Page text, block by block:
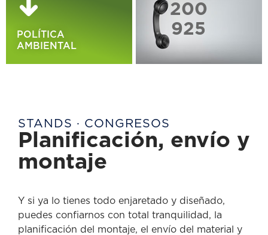
POLÍTICA
AMBIENTAL
200
925
STANDS · CONGRESOS
Planificación, envío y
montaje
Y si ya lo tienes todo enjaretado y diseñado,
puedes confiarnos con total tranquilidad, la
planificación del montaje, el envío del material y